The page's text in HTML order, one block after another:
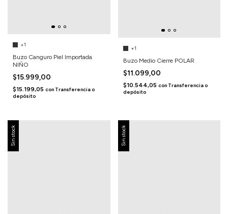
+1
Buzo Canguro Piel Importada
NIÑO
$15.999,00
$15.199,05 con Transferencia o
depósito
+1
Buzo Medio Cierre POLAR
$11.099,00
$10.544,05 con Transferencia o
depósito
Sin stock Sin stock